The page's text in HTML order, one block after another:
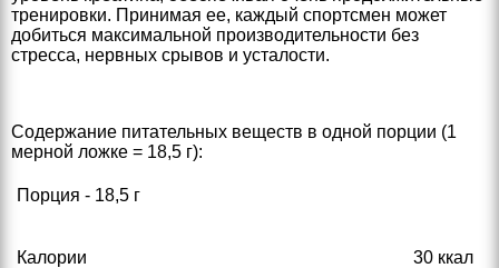
тренировки. Принимая ее, каждый спортсмен может
добиться максимальной производительности без
стресса, нервных срывов и усталости.
Содержание питательных веществ в одной порции (1
мерной ложке = 18,5 г):
Порция - 18,5 г
Калории
30 ккал